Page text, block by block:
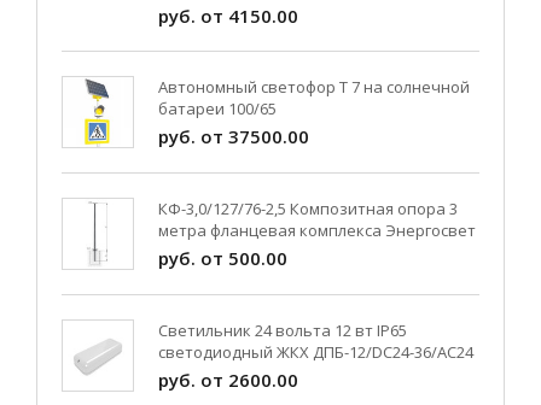
руб. от 4150.00
Автономный светофор Т 7 на солнечной
батареи 100/65
руб. от 37500.00
КФ-3,0/127/76-2,5 Композитная опора 3
метра фланцевая комплекса Энергосвет
руб. от 500.00
Светильник 24 вольта 12 вт IP65
светодиодный ЖКХ ДПБ-12/DC24-36/АС24
руб. от 2600.00